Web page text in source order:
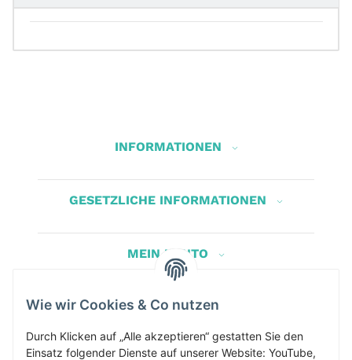
INFORMATIONEN
GESETZLICHE INFORMATIONEN
MEIN KONTO
Herbis Anglerladen
Inh.Herbert Schinnerl
Kirchdorf am Inn 5
Wie wir Cookies & Co nutzen
Durch Klicken auf „Alle akzeptieren“ gestatten Sie den
Einsatz folgender Dienste auf unserer Website: YouTube,